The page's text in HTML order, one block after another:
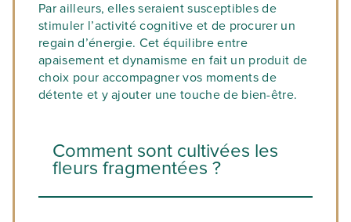
Par ailleurs, elles seraient susceptibles de
stimuler l’activité cognitive et de procurer un
regain d’énergie. Cet équilibre entre
apaisement et dynamisme en fait un produit de
choix pour accompagner vos moments de
détente et y ajouter une touche de bien-être.
Comment sont cultivées les
fleurs fragmentées ?